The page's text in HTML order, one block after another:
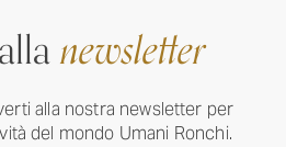
newsletter
alla nostra newsletter per
del mondo Umani Ronchi.